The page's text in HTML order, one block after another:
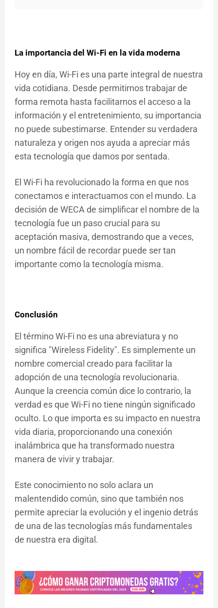
La importancia del Wi-Fi en la vida moderna
Hoy en día, Wi-Fi es una parte integral de nuestra
vida cotidiana. Desde permitirnos trabajar de
forma remota hasta facilitarnos el acceso a la
información y el entretenimiento, su importancia
no puede subestimarse. Entender su verdadera
naturaleza y origen nos ayuda a apreciar más
esta tecnología que damos por sentada.
El Wi-Fi ha revolucionado la forma en que nos
conectamos e interactuamos con el mundo. La
decisión de WECA de simplificar el nombre de la
tecnología fue un paso crucial para su
aceptación masiva, demostrando que a veces,
un nombre fácil de recordar puede ser tan
importante como la tecnología misma.
Conclusión
El término Wi-Fi no es una abreviatura y no
significa "Wireless Fidelity". Es simplemente un
nombre comercial creado para facilitar la
adopción de una tecnología revolucionaria.
Aunque la creencia común dice lo contrario, la
verdad es que Wi-Fi no tiene ningún significado
oculto. Lo que importa es su impacto en nuestra
vida diaria, proporcionando una conexión
inalámbrica que ha transformado nuestra
manera de vivir y trabajar.
Este conocimiento no solo aclara un
malentendido común, sino que también nos
permite apreciar la evolución y el ingenio detrás
de una de las tecnologías más fundamentales
de nuestra era digital.